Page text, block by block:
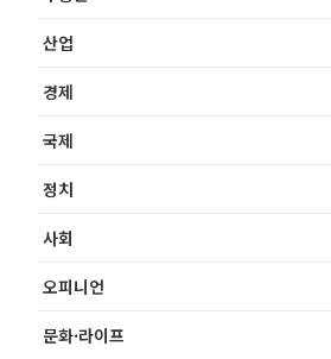
산업
경제
국제
정치
사회
오피니언
문화·라이프